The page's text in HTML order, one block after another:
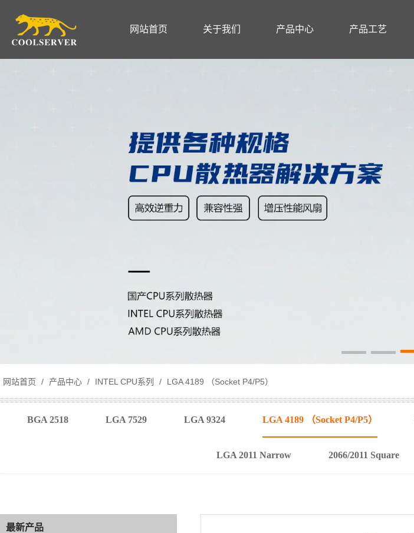
网站首页 关于我们 产品中心 产品工艺
网站首页 / 产品中心 / INTEL CPU系列 / LGA 4189 （Socket P4/P5）
BGA 2518 LGA 7529 LGA 9324 LGA 4189 （Socket P4/P5）
LGA 2011 Narrow 2066/2011 Square
最新产品
最新产品